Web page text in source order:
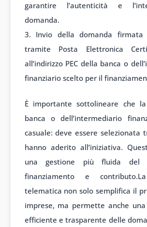
garantire l’autenticità e
domanda.
Invio della domanda firmata
tramite Posta Elettronica
all’indirizzo PEC della banca o
finanziario scelto per il
È importante sottolineare che
banca o dell’intermediario
casuale: deve essere selezionata
hanno aderito all’iniziativa.
una gestione più fluida del
finanziamento e
telematica non solo semplifica il
imprese, ma permette anche
efficiente e trasparente delle